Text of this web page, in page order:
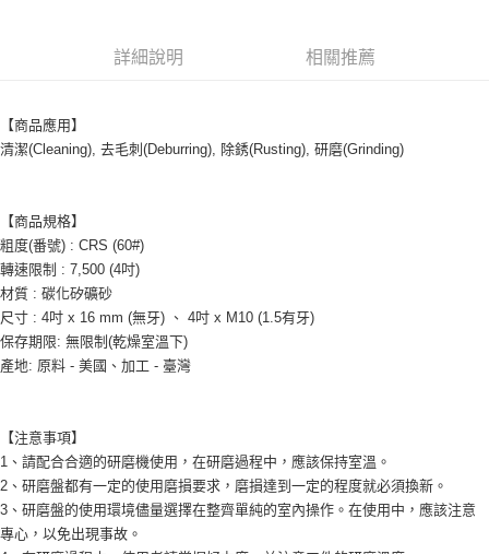
詳細說明 相關推薦
【商品應用】
清潔(Cleaning), 去毛刺(Deburring), 除銹(Rusting), 研磨(Grinding)
【商品規格】
粗度(番號) : CRS (60#)
轉速限制 : 7,500 (4吋)
材質 : 碳化矽礦砂
尺寸 : 4吋 x 16 mm (無牙) 、 4吋 x M10 (1.5有牙)
保存期限: 無限制(乾燥室溫下)
產地: 原料 - 美國、加工 - 臺灣
【注意事項】
1、請配合合適的研磨機使用，在研磨過程中，應該保持室溫。
2、研磨盤都有一定的使用磨損要求，磨損達到一定的程度就必須換新。
3、研磨盤的使用環境儘量選擇在整齊單純的室內操作。在使用中，應該注意
專心，以免出現事故。